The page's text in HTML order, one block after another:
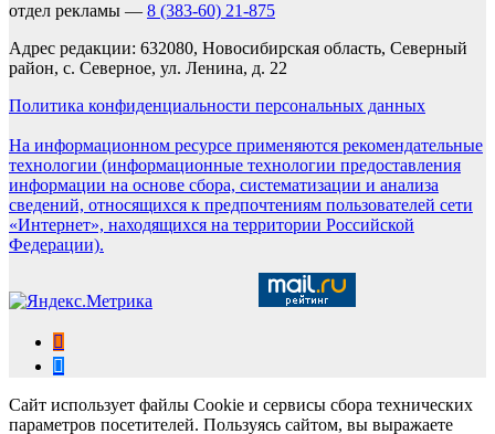
отдел рекламы — 8 (383-60) 21-875
Адрес редакции: 632080, Новосибирская область, Северный
район, с. Северное, ул. Ленина, д. 22
Политика конфиденциальности персональных данных
На информационном ресурсе применяются рекомендательные
технологии (информационные технологии предоставления
информации на основе сбора, систематизации и анализа
сведений, относящихся к предпочтениям пользователей сети
«Интернет», находящихся на территории Российской
Федерации).
Сайт использует файлы Cookie и сервисы сбора технических
параметров посетителей. Пользуясь сайтом, вы выражаете